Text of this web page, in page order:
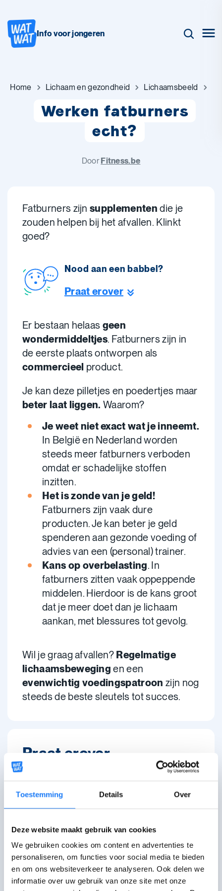
Toestemming Details Over
Deze website maakt gebruik van cookies
We gebruiken cookies om content en advertenties te
personaliseren, om functies voor social media te bieden
en om ons websiteverkeer te analyseren. Ook delen we
informatie over uw gebruik van onze site met onze
Info voor jongeren
Home Lichaam en gezondheid Lichaamsbeeld
Werken fatburners
echt?
DoorFitness.be
Fatburners zijnsupplementendie je
zouden helpen bij het afvallen. Klinkt
goed?
Nood aan een babbel?
Praat erover
Er bestaan helaas geen
wondermiddeltjes. Fatburners zijn in
de eerste plaats ontworpen als
commercieel product.
Je kan deze pilletjes en poedertjes maar
beter laat liggen.Waarom?
Je weet niet exact wat je inneemt.
In België en Nederland worden
steeds meer fatburners verboden
omdat er schadelijke stoffen
inzitten.
Het is zonde van je geld!
Fatburners zijn vaak dure
producten. Je kan beter je geld
spenderen aan gezonde voeding of
advies van een (personal) trainer.
Kans op overbelasting. In
fatburners zitten vaak oppeppende
middelen. Hierdoor is de kans groot
dat je meer doet dan je lichaam
aankan, met blessures tot gevolg.
Wil je graag afvallen? Regelmatige
lichaamsbeweging en een
evenwichtig voedingspatroon zijn nog
steeds de beste sleutels tot succes.
Praat erover
open om 18:00
Chat met Awel
Maandag-zaterdag
18:00-22:00 uur. Je kan even in de wachtrij
Mail met Awel
Stuur een mail of vul het contactformulier
in.